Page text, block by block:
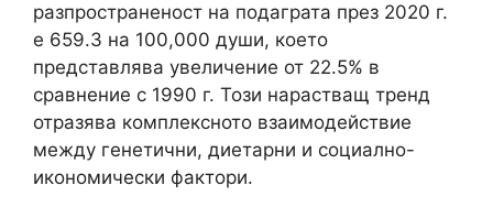
разпространеност на подаграта през 2020 г.
е 659.3 на 100,000 души, което
представлява увеличение от 22.5% в
сравнение с 1990 г. Този нарастващ тренд
отразява комплексното взаимодействие
между генетични, диетарни и социално-
икономически фактори.